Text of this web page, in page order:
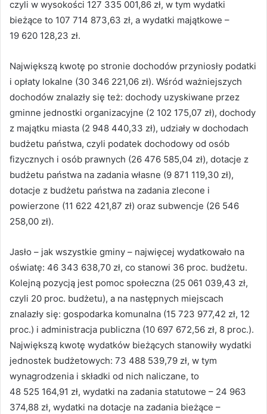
czyli w wysokości 127 335 001,86 zł, w tym wydatki
bieżące to 107 714 873,63 zł, a wydatki majątkowe –
19 620 128,23 zł.
Największą kwotę po stronie dochodów przyniosły podatki
i opłaty lokalne (30 346 221,06 zł). Wśród ważniejszych
dochodów znalazły się też: dochody uzyskiwane przez
gminne jednostki organizacyjne (2 102 175,07 zł), dochody
z majątku miasta (2 948 440,33 zł), udziały w dochodach
budżetu państwa, czyli podatek dochodowy od osób
fizycznych i osób prawnych (26 476 585,04 zł), dotacje z
budżetu państwa na zadania własne (9 871 119,30 zł),
dotacje z budżetu państwa na zadania zlecone i
powierzone (11 622 421,87 zł) oraz subwencje (26 546
258,00 zł).
Jasło – jak wszystkie gminy – najwięcej wydatkowało na
oświatę: 46 343 638,70 zł, co stanowi 36 proc. budżetu.
Kolejną pozycją jest pomoc społeczna (25 061 039,43 zł,
czyli 20 proc. budżetu), a na następnych miejscach
znalazły się: gospodarka komunalna (15 723 977,42 zł, 12
proc.) i administracja publiczna (10 697 672,56 zł, 8 proc.).
Największą kwotę wydatków bieżących stanowiły wydatki
jednostek budżetowych: 73 488 539,79 zł, w tym
wynagrodzenia i składki od nich naliczane, to
48 525 164,91 zł, wydatki na zadania statutowe – 24 963
374,88 zł, wydatki na dotacje na zadania bieżące –